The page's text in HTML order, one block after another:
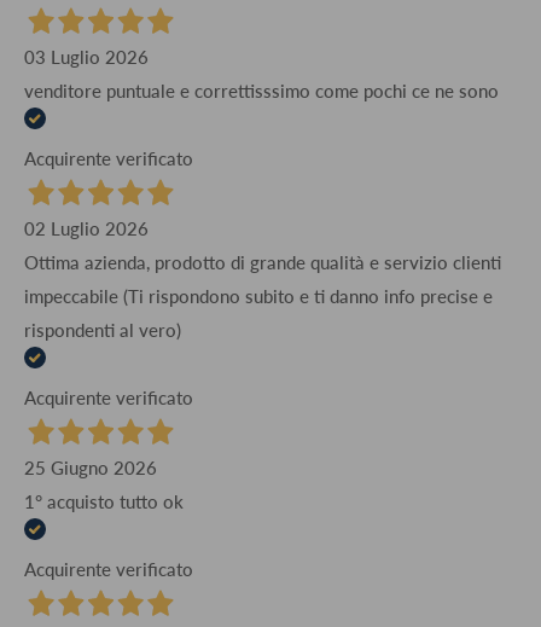
03 Luglio 2026
venditore puntuale e correttisssimo come pochi ce ne sono
Acquirente verificato
02 Luglio 2026
Ottima azienda, prodotto di grande qualità e servizio clienti
impeccabile (Ti rispondono subito e ti danno info precise e
rispondenti al vero)
Acquirente verificato
25 Giugno 2026
1° acquisto tutto ok
Acquirente verificato